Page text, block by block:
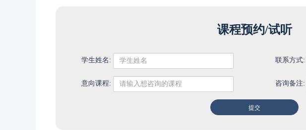
课程预约/试听
学生姓名: 联系方式:
意向课程: 咨询备注: